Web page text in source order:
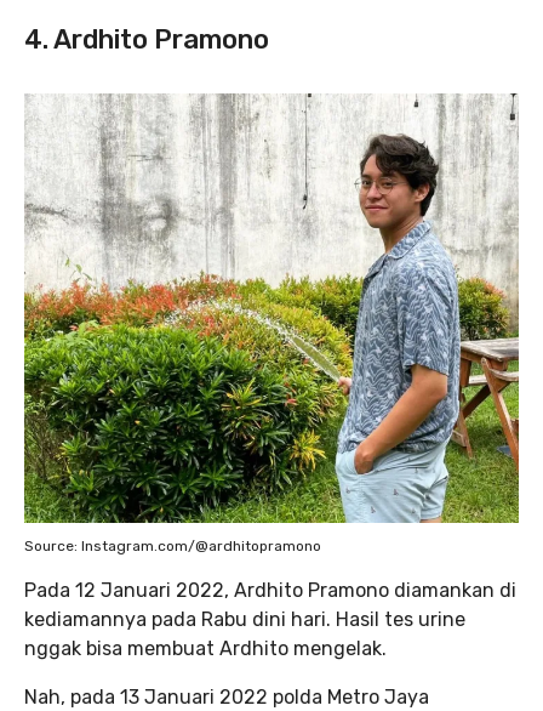
4. Ardhito Pramono
Source: Instagram.com/@ardhitopramono
Pada 12 Januari 2022, Ardhito Pramono diamankan di
kediamannya pada Rabu dini hari. Hasil tes urine
nggak bisa membuat Ardhito mengelak.
Nah, pada 13 Januari 2022 polda Metro Jaya